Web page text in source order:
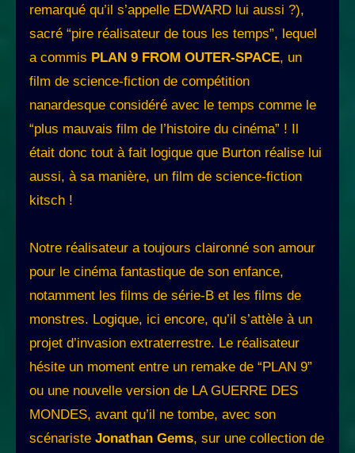
remarqué qu’il s’appelle EDWARD lui aussi ?),
sacré “pire réalisateur de tous les temps”, lequel
a commis PLAN 9 FROM OUTER-SPACE, un
film de science-fiction de compétition
nanardesque considéré avec le temps comme le
“plus mauvais film de l’histoire du cinéma” ! Il
était donc tout à fait logique que Burton réalise lui
aussi, à sa manière, un film de science-fiction
kitsch !
Notre réalisateur a toujours claironné son amour
pour le cinéma fantastique de son enfance,
notamment les films de série-B et les films de
monstres. Logique, ici encore, qu’il s’attèle à un
projet d’invasion extraterrestre. Le réalisateur
hésite un moment entre un remake de “PLAN 9”
ou une nouvelle version de LA GUERRE DES
MONDES, avant qu’il ne tombe, avec son
scénariste Jonathan Gems, sur une collection de